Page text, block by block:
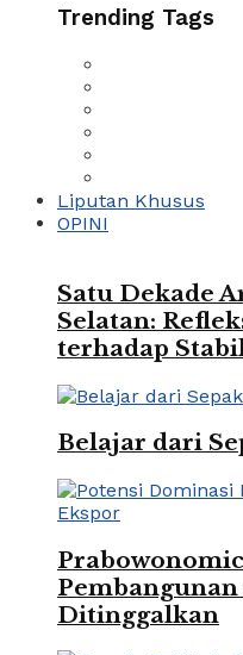
Trending Tags
Liputan Khusus
OPINI
Satu Dekade
Selatan:
terhadap
Belajar dari
Ditinggalkan